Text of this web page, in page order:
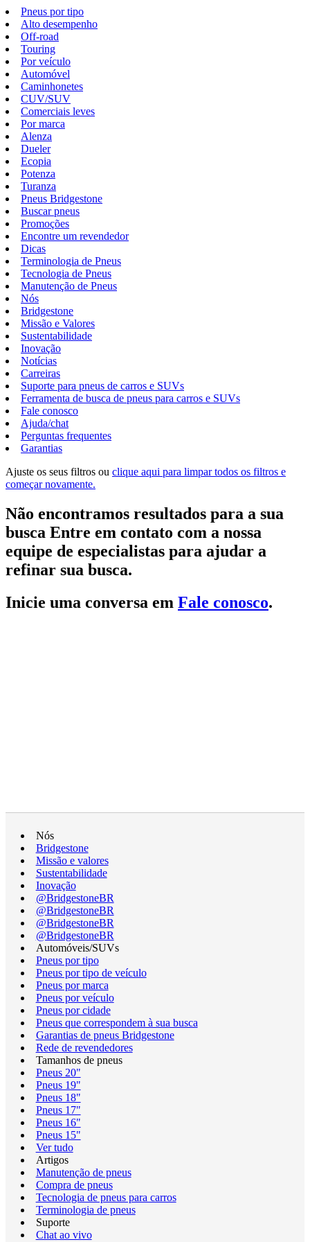
Pneus por tipo
Alto desempenho
Off-road
Touring
Por veículo
Automóvel
Caminhonetes
CUV/SUV
Comerciais leves
Por marca
Alenza
Dueler
Ecopia
Potenza
Turanza
Pneus Bridgestone
Buscar pneus
Promoções
Encontre um revendedor
Dicas
Terminologia de Pneus
Tecnologia de Pneus
Manutenção de Pneus
Nós
Bridgestone
Missão e Valores
Sustentabilidade
Inovação
Notícias
Carreiras
Suporte para pneus de carros e SUVs
Ferramenta de busca de pneus para carros e SUVs
Fale conosco
Ajuda/chat
Perguntas frequentes
Garantias
Ajuste os seus filtros ou clique aqui para limpar todos os filtros e
começar novamente.
Não encontramos resultados para a sua
busca Entre em contato com a nossa
equipe de especialistas para ajudar a
refinar sua busca.
Inicie uma conversa em Fale conosco.
Nós
Bridgestone
Missão e valores
Sustentabilidade
Inovação
@BridgestoneBR
@BridgestoneBR
@BridgestoneBR
@BridgestoneBR
Automóveis/SUVs
Pneus por tipo
Pneus por tipo de veículo
Pneus por marca
Pneus por veículo
Pneus por cidade
Pneus que correspondem à sua busca
Garantias de pneus Bridgestone
Rede de revendedores
Tamanhos de pneus
Pneus 20"
Pneus 19"
Pneus 18"
Pneus 17"
Pneus 16"
Pneus 15"
Ver tudo
Artigos
Manutenção de pneus
Compra de pneus
Tecnologia de pneus para carros
Terminologia de pneus
Suporte
Chat ao vivo